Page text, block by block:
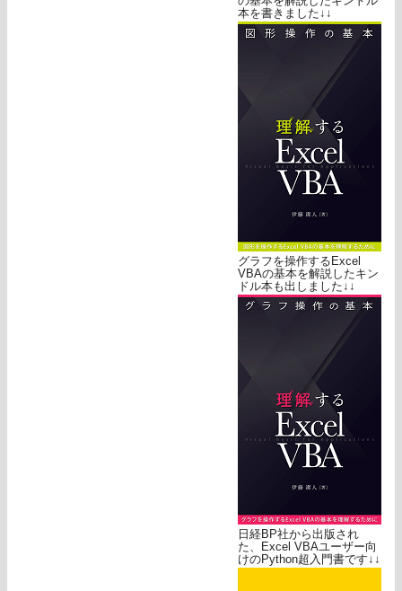
本を書きました↓↓
グラフを操作するExcel
VBAの基本を解説したキン
ドル本も出しました↓↓
日経BP社から出版され
た、Excel VBAユーザー向
けのPython超入門書です↓↓